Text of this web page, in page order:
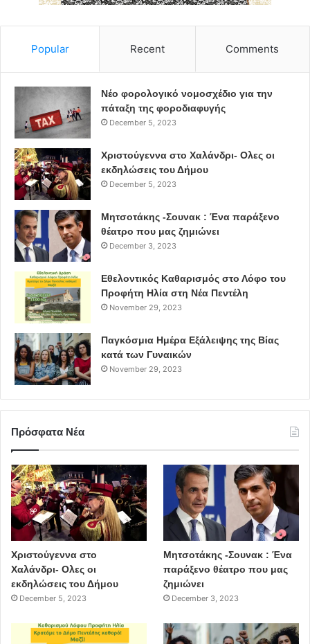
Popular Recent Comments
Νέο φορολογικό νομοσχέδιο για την
πάταξη της φοροδιαφυγής
December 5, 2023
Χριστούγεννα στο Χαλάνδρι- Ολες οι
εκδηλώσεις του Δήμου
December 5, 2023
Μητσοτάκης -Σουνακ : Ένα παράξενο
θέατρο που μας ζημιώνει
December 3, 2023
Εθελοντικός Καθαρισμός στο Λόφο του
Προφήτη Ηλία στη Νέα Πεντέλη
November 29, 2023
Παγκόσμια Ημέρα Εξάλειψης της Βίας
κατά των Γυναικών
November 29, 2023
Πρόσφατα Νέα
Χριστούγεννα στο
Χαλάνδρι- Ολες οι
εκδηλώσεις του Δήμου
December 5, 2023
Μητσοτάκης -Σουνακ : Ένα
παράξενο θέατρο που μας
ζημιώνει
December 3, 2023